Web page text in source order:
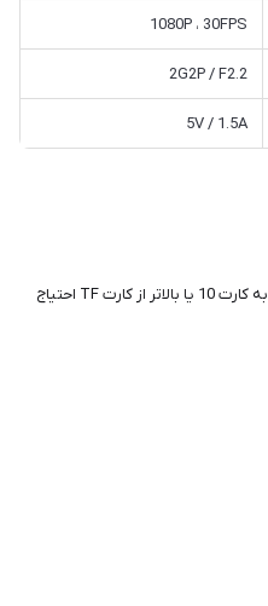
1080P ، 30FPS
2G2P / F2.2
5V / 1.5A
کارت TF: دوربین برای ذخیره سازی فیلم به کارت 10 یا بالاتر از کارت TF احتیاج